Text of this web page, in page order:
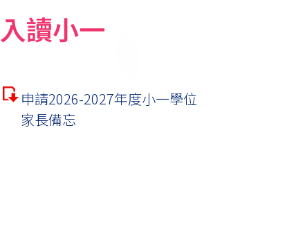
入讀小一
申請2026-2027年度小一學位
家長備忘